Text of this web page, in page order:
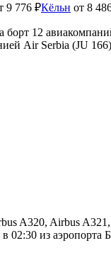
9 776 ₽Кёльн от 8
12
Air Serbia (JU
A320, Airbus
из аэропорта